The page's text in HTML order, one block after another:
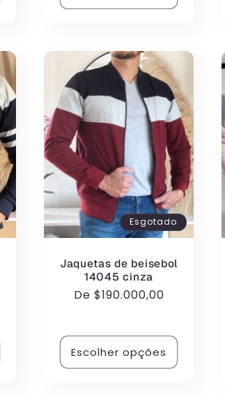
Esgotado
Jaquetas de beisebol
14045 cinza
Preço
De $190.000,00
Escolher opções